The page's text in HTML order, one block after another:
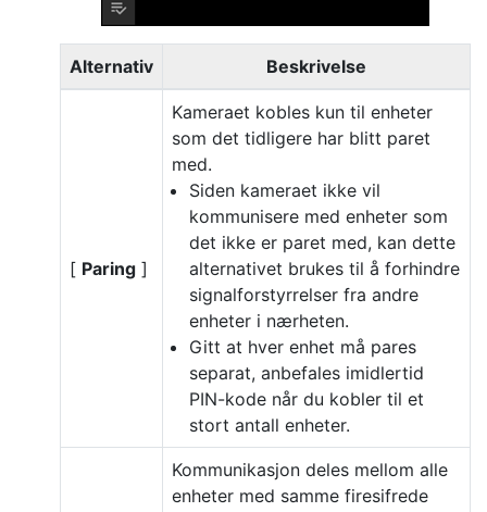
Alternativ Beskrivelse
[ Paring ]
Kameraet kobles kun til enheter
som det tidligere har blitt paret
med.
Siden kameraet ikke vil
kommunisere med enheter som
det ikke er paret med, kan dette
alternativet brukes til å forhindre
signalforstyrrelser fra andre
enheter i nærheten.
Gitt at hver enhet må pares
separat, anbefales imidlertid
PIN-kode når du kobler til et
stort antall enheter.
Kommunikasjon deles mellom alle
enheter med samme firesifrede